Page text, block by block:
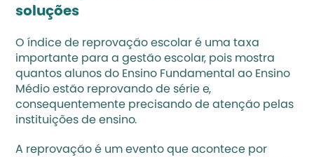
soluções
O índice de reprovação escolar é uma taxa
importante para a gestão escolar, pois mostra
quantos alunos do Ensino Fundamental ao Ensino
Médio estão reprovando de série e,
consequentemente precisando de atenção pelas
instituições de ensino.
A reprovação é um evento que acontece por